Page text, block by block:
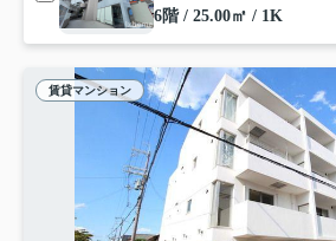
6階 / 25.00㎡ / 1K
賃貸マンション